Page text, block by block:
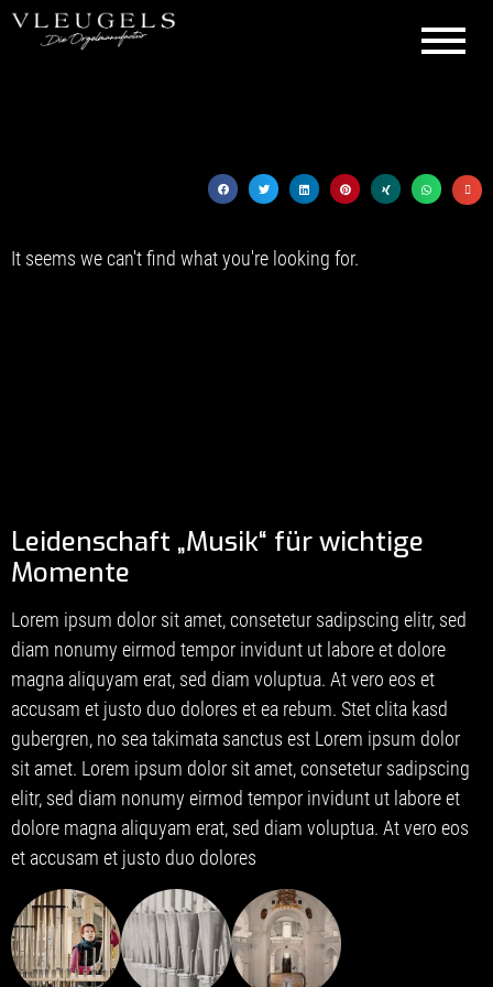
It seems we can't find what you're looking for.
Leidenschaft „Musik“ für wichtige
Momente
Lorem ipsum dolor sit amet, consetetur sadipscing elitr, sed
diam nonumy eirmod tempor invidunt ut labore et dolore
magna aliquyam erat, sed diam voluptua. At vero eos et
accusam et justo duo dolores et ea rebum. Stet clita kasd
gubergren, no sea takimata sanctus est Lorem ipsum dolor
sit amet. Lorem ipsum dolor sit amet, consetetur sadipscing
elitr, sed diam nonumy eirmod tempor invidunt ut labore et
dolore magna aliquyam erat, sed diam voluptua. At vero eos
et accusam et justo duo dolores